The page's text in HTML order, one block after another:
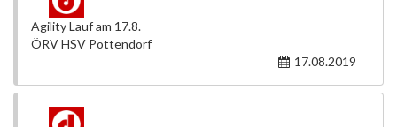
Agility Lauf am 17.8.
ÖRV HSV Pottendorf
17.08.2019